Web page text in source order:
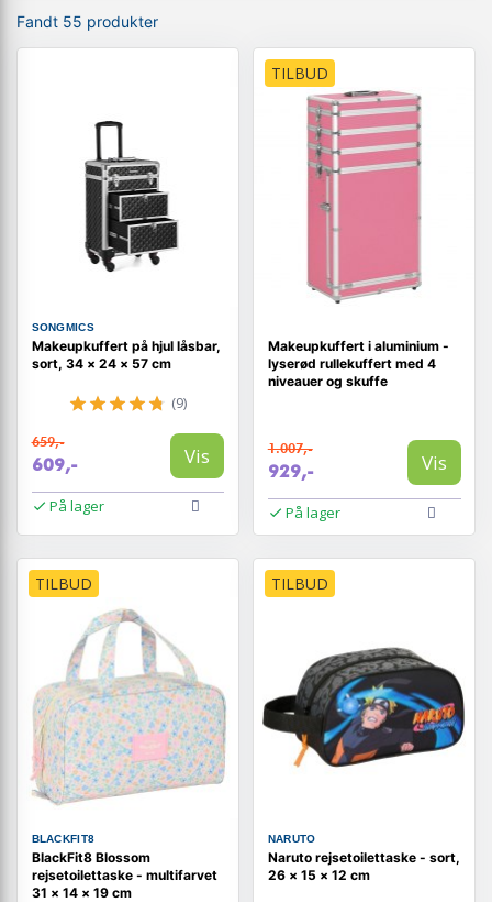
Fandt 55 produkter
SONGMICS
Makeupkuffert på hjul låsbar,
sort, 34 × 24 × 57 cm
(9)
659,-
609,- Vis
På lager
TILBUD
Makeupkuffert i aluminium -
lyserød rullekuffert med 4
niveauer og skuffe
1.007,-
929,- Vis
På lager
TILBUD
BLACKFIT8
BlackFit8 Blossom
rejsetoilettaske - multifarvet
31 × 14 × 19 cm
TILBUD
NARUTO
Naruto rejsetoilettaske - sort,
26 × 15 × 12 cm